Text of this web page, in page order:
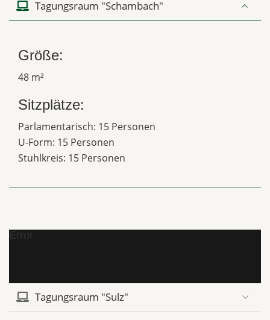
Tagungsraum "Schambach"
Größe:
48 m²
Sitzplätze:
Parlamentarisch: 15 Personen
U-Form: 15 Personen
Stuhlkreis: 15 Personen
Error
Tagungsraum "Sulz"